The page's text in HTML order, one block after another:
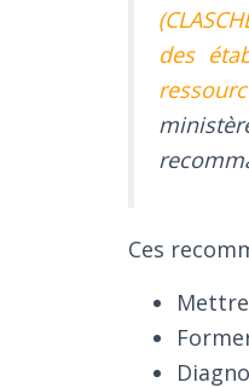
des
Ces